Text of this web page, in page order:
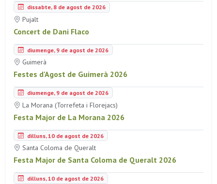
dissabte, 8 de agost de 2026
Pujalt
Concert de Dani Flaco
diumenge, 9 de agost de 2026
Guimerà
Festes d'Agost de Guimerà 2026
diumenge, 9 de agost de 2026
La Morana (Torrefeta i Florejacs)
Festa Major de La Morana 2026
dilluns, 10 de agost de 2026
Santa Coloma de Queralt
Festa Major de Santa Coloma de Queralt 2026
dilluns, 10 de agost de 2026